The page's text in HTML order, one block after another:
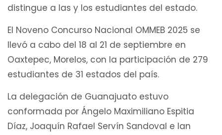
distingue a las y los estudiantes del estado.
El Noveno Concurso Nacional OMMEB 2025 se
llevó a cabo del 18 al 21 de septiembre en
Oaxtepec, Morelos, con la participación de 279
estudiantes de 31 estados del país.
La delegación de Guanajuato estuvo
conformada por Ángelo Maximiliano Espitia
Díaz, Joaquín Rafael Servín Sandoval e Ian